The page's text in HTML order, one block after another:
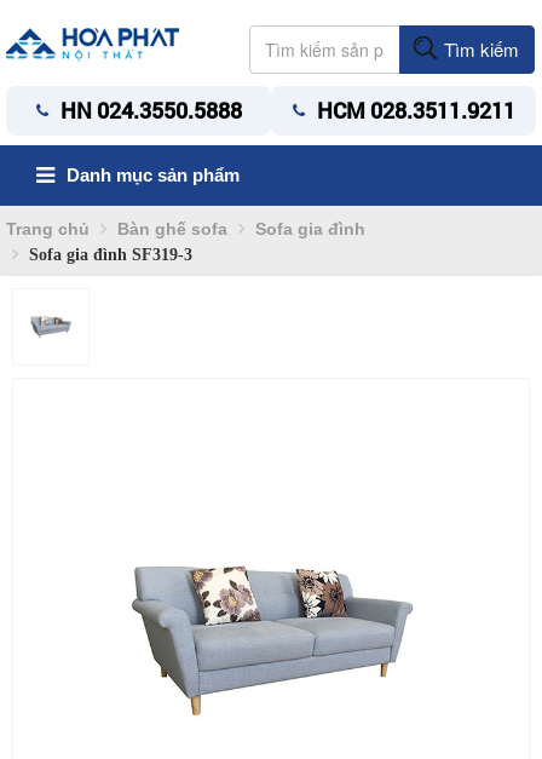
Tìm kiếm
HN 024.3550.5888 HCM 028.3511.9211
Danh mục sản phẩm
Trang chủ Bàn ghế sofa Sofa gia đình
Sofa gia đình SF319-3